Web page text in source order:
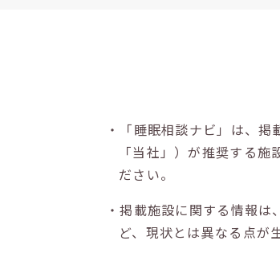
・「睡眠相談ナビ」は、
「当社」）が推奨する
ださい。
・掲載施設に関する情報
ど、現状とは異なる点が